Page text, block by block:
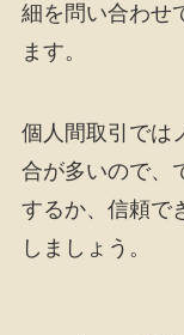
細を問い合わせ
ます。
個人間取引では
合が多いので、
するか、信頼で
しましょう。